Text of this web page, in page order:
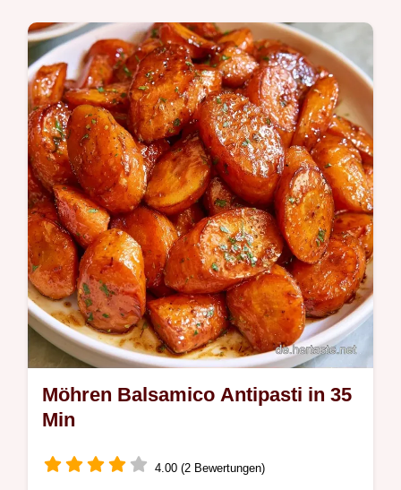
Balsamico Schalotten Antipasti mit einer
feinen Süße. Die Sektion Warum das
Rezept funktioniert erklärt die richtige
Technik. In 40 Minuten bereit.
Möhren Balsamico Antipasti in 35
Min
4.00 (2 Bewertungen)